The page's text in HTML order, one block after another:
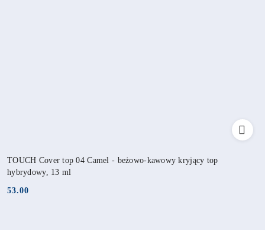
TOUCH Cover top 04 Camel - beżowo-kawowy kryjący top
hybrydowy, 13 ml
Cena:
53.00